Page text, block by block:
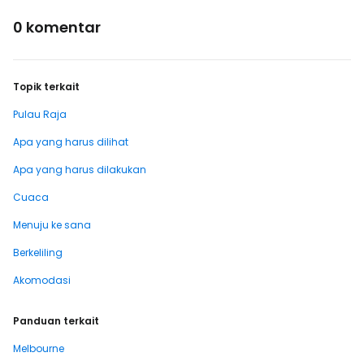
0 komentar
Topik terkait
Pulau Raja
Apa yang harus dilihat
Apa yang harus dilakukan
Cuaca
Menuju ke sana
Berkeliling
Akomodasi
Panduan terkait
Melbourne